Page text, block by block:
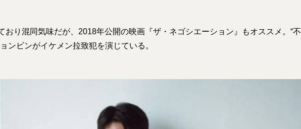
おり混同気味だが、2018年公開の映画『ザ・ネゴシエーション』もオススメ。“不
ンビンがイケメン拉致犯を演じている。